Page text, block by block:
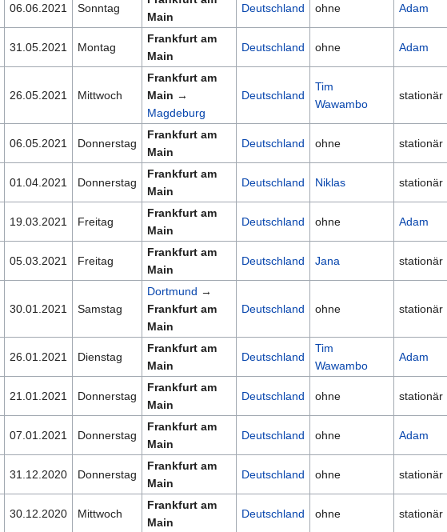
06.06.2021 Sonntag
Main
Deutschland ohne Adam
31.05.2021 Montag
Frankfurt am
Main
Deutschland ohne Adam
26.05.2021 Mittwoch
Frankfurt am
Main →
Magdeburg
Deutschland
Tim
Wawambo
stationär
06.05.2021 Donnerstag
Frankfurt am
Main
Deutschland ohne stationär
01.04.2021 Donnerstag
Frankfurt am
Main
Deutschland Niklas stationär
19.03.2021 Freitag
Frankfurt am
Main
Deutschland ohne Adam
05.03.2021 Freitag
Frankfurt am
Main
Deutschland Jana stationär
30.01.2021 Samstag
Dortmund →
Frankfurt am
Main
Deutschland ohne stationär
26.01.2021 Dienstag
Frankfurt am
Main
Deutschland
Tim
Wawambo
Adam
21.01.2021 Donnerstag
Frankfurt am
Main
Deutschland ohne stationär
07.01.2021 Donnerstag
Frankfurt am
Main
Deutschland ohne Adam
31.12.2020 Donnerstag
Frankfurt am
Main
Deutschland ohne stationär
30.12.2020 Mittwoch
Frankfurt am
Main
Deutschland ohne stationär